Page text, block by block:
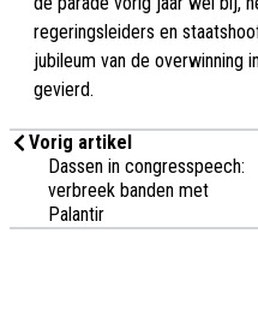
regeringsleiders en
jubileum van de overwinning
gevierd.
Vorig artikel
Dassen in congresspeech:
verbreek banden met
Palantir